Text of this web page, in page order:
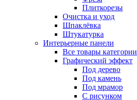
Плиткорезы
Очистка и уход
Шпаклёвка
Штукатурка
Интерьерные панели
Все товары категории
Графический эффект
Под дерево
Под камень
Под мрамор
С рисунком